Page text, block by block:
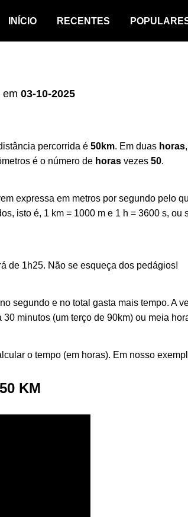
INÍCIO RECENTES
em 03-10-2025
percorrida é 50km. Em duas horas
é o número de horas vezes 50.
expressa em metros por segundo pelo
isto é, 1 km = 1000 m e 1 h = 3600 s, ou
de 1h25. Não se esqueça dos pedágios!
segundo e no total gasta mais tempo. A
minutos (um terço de 90km) ou meia
o tempo (em horas). Em nosso
KM